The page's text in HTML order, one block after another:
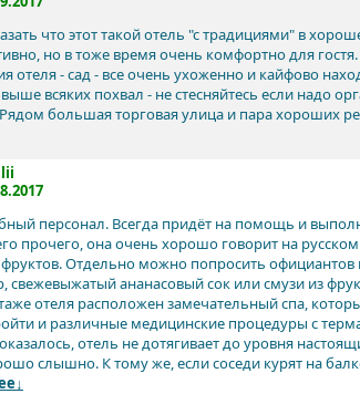
что этот такой отель "с традициями" в
но в тоже время очень комфортно для
отеля - сад - все очень ухоженно и кайфово
всяких похвал - не стесняйтесь если надо
большая торговая улица и пара хороших
персонал. Всегда придёт на помощь и
прочего, она очень хорошо говорит на
фруктов. Отдельно можно попросить
свежевыжатый ананасовый сок или смузи из
отеля расположен замечательный спа,
и различные медицинские процедуры с
отель не дотягивает до уровня
слышно. К тому же, если соседи курят на